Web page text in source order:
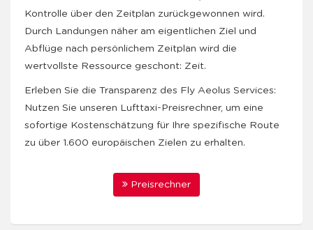
Kontrolle über den Zeitplan zurückgewonnen wird.
Durch Landungen näher am eigentlichen Ziel und
Abflüge nach persönlichem Zeitplan wird die
wertvollste Ressource geschont: Zeit.
Erleben Sie die Transparenz des Fly Aeolus Services:
Nutzen Sie unseren Lufttaxi-Preisrechner, um eine
sofortige Kostenschätzung für Ihre spezifische Route
zu über 1.600 europäischen Zielen zu erhalten.
Preisrechner